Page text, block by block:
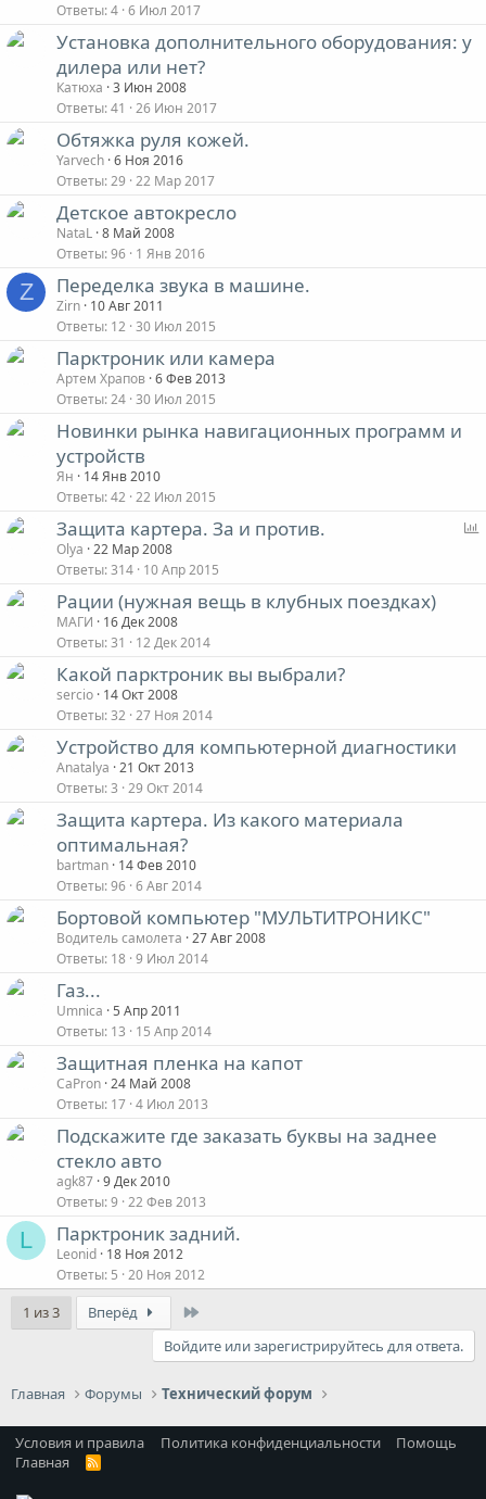
Ответы 4 6 Июл 2017
Установка дополнительного оборудования: у
дилера или нет?
Катюха 3 Июн 2008
Ответы 41 26 Июн 2017
Обтяжка руля кожей.
Yarvech 6 Ноя 2016
Ответы 29 22 Мар 2017
Детское автокресло
NataL 8 Май 2008
Ответы 96 1 Янв 2016
Z Переделка звука в машине.
Zirn 10 Авг 2011
Ответы 12 30 Июл 2015
Парктроник или камера
Артем Храпов 6 Фев 2013
Ответы 24 30 Июл 2015
Новинки рынка навигационных программ и
устройств
Ян
14 Янв 2010
Ответы 42 22 Июл 2015
Защита картера. За и против.
Olya 22 Мар 2008
Ответы 314 10 Апр 2015
Рации (нужная вещь в клубных поездках)
МАГИ
16 Дек 2008
Ответы 31 12 Дек 2014
Какой парктроник вы выбрали?
sercio 14 Окт 2008
Ответы 32 27 Ноя 2014
Устройство для компьютерной диагностики
Anatalya 21 Окт 2013
Ответы 3 29 Окт 2014
Защита картера. Из какого материала
оптимальная?
bartman 14 Фев 2010
Ответы 96 6 Авг 2014
Бортовой компьютер "МУЛЬТИТРОНИКС"
Водитель самолета 27 Авг 2008
Ответы 18 9 Июл 2014
Газ...
Umnica 5 Апр 2011
Ответы 13 15 Апр 2014
Защитная пленка на капот
CaPron 24 Май 2008
Ответы 17 4 Июл 2013
Подскажите где заказать буквы на заднее
стекло авто
agk87 9 Дек 2010
Ответы 9 22 Фев 2013
L Парктроник задний.
Leonid 18 Ноя 2012
Ответы 5 20 Ноя 2012
1 из 3 Вперёд
Войдите или зарегистрируйтесь для ответа.
Главная Форумы Технический форум
Условия и правила Политика конфиденциальности
Помощь
Главная
R